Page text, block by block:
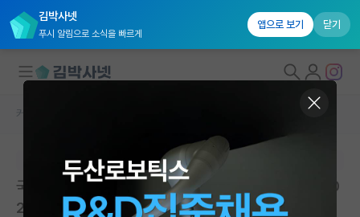
김박사넷
푸시 알림으로 소식을 빠르게
앱으로 보기 닫기
국내대학원 정보
연구실&오픈랩
커뮤니티 홈
본문이 수정되지 않는 박제글입니다.
국민대학교 융합바이오공학과 바이오나노소재연구실 20
26학년도 전기 대학원생 모집